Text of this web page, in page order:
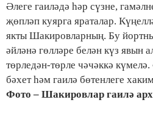
Әлеге гаиләдә һәр сүз­не,
җөпләп куярга яраталар.
якты Шакировларның. Бу
әйләнә гөлләре белән күз явын
төрледән-төрле чәчәккә
бәхет һәм гаилә бөтенлеге
Фото – Шакировлар гаилә